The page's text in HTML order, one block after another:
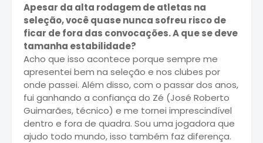
Apesar da alta rodagem de atletas na
seleção, você quase nunca sofreu risco de
ficar de fora das convocações. A que se deve
tamanha estabilidade?
Acho que isso acontece porque sempre me
apresentei bem na seleção e nos clubes por
onde passei. Além disso, com o passar dos anos,
fui ganhando a confiança do Zé (José Roberto
Guimarães, técnico) e me tornei imprescindível
dentro e fora de quadra. Sou uma jogadora que
ajudo todo mundo, isso também faz diferença.